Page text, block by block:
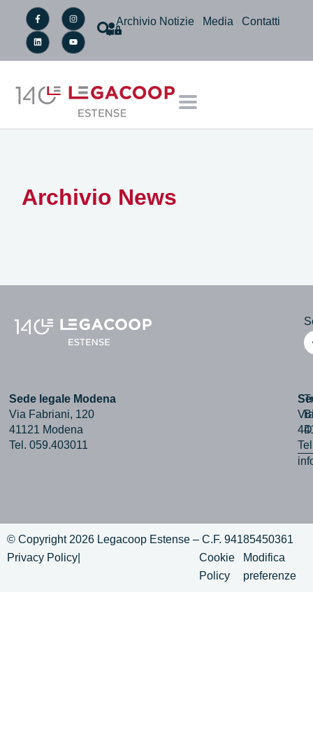
Archivio Notizie Media Contatti
Archivio News
Sede legale Modena
Via Fabriani, 120
41121 Modena
Tel. 059.403011
© Copyright 2026 Legacoop Estense – C.F. 94185450361
Privacy Policy
Cookie
Policy
Modifica
preferenze